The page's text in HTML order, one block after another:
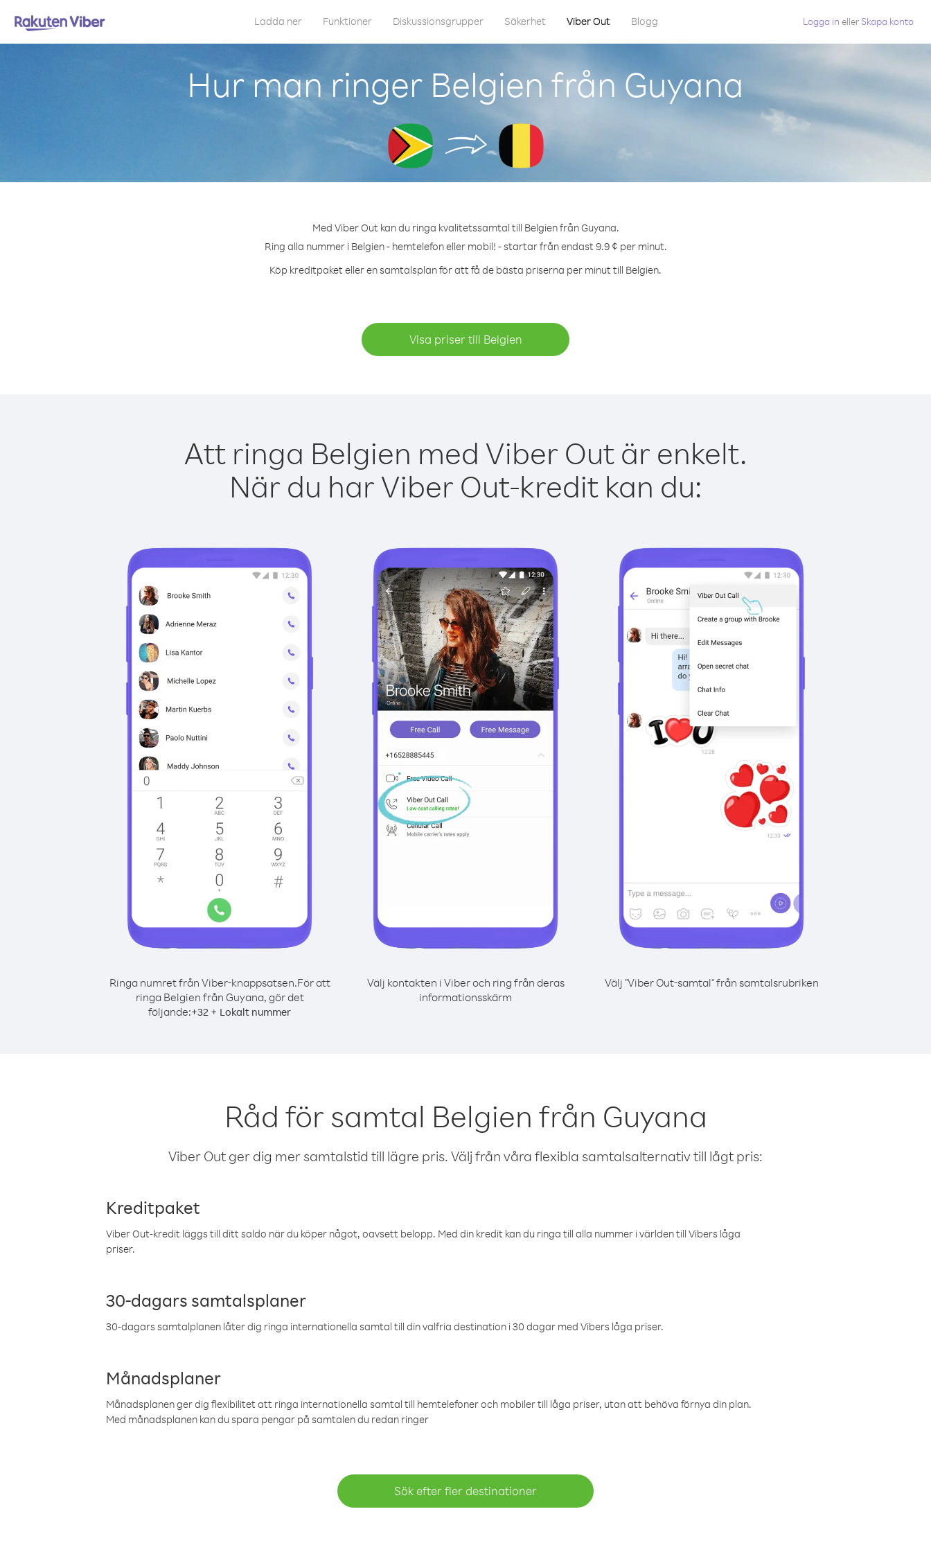
Ladda ner Funktioner Diskussionsgrupper Säkerhet Viber Out Blogg Logga in eller Skapa konto
Hur man ringer Belgien från Guyana
Med Viber Out kan du ringa kvalitetssamtal till Belgien från Guyana.
Ring alla nummer i Belgien - hemtelefon eller mobil! - startar från endast 9.9 ¢ per minut.
Köp kreditpaket eller en samtalsplan för att få de bästa priserna per minut till Belgien.
Visa priser till Belgien
Att ringa Belgien med Viber Out är enkelt.
När du har Viber Out-kredit kan du:
Ringa numret från Viber-knappsatsen.För att
ringa Belgien från Guyana, gör det
följande:+32 + Lokalt nummer
Välj kontakten i Viber och ring från deras
informationsskärm
Välj "Viber Out-samtal" från samtalsrubriken
Råd för samtal Belgien från Guyana
Viber Out ger dig mer samtalstid till lägre pris. Välj från våra flexibla samtalsalternativ till lågt pris:
Kreditpaket
Viber Out-kredit läggs till ditt saldo när du köper något, oavsett belopp. Med din kredit kan du ringa till alla nummer i världen till Vibers låga
priser.
30-dagars samtalsplaner
30-dagars samtalplanen låter dig ringa internationella samtal till din valfria destination i 30 dagar med Vibers låga priser.
Månadsplaner
Månadsplanen ger dig flexibilitet att ringa internationella samtal till hemtelefoner och mobiler till låga priser, utan att behöva förnya din plan.
Med månadsplanen kan du spara pengar på samtalen du redan ringer
Sök efter fler destinationer